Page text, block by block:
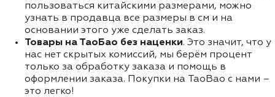
пользоваться китайскими размерами, можно
узнать в продавца все размеры в см и на
основании этого уже сделать заказ.
Товары на ТаоБао без наценки. Это значит, что у
нас нет скрытых комиссий, мы берём процент
только за обработку заказа и помощь в
оформлении заказа. Покупки на TaoBao с нами –
это легко!